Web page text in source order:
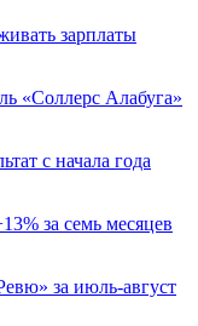
зарплаты
«Соллерс Алабуга»
с начала года
за семь месяцев
за июль-август